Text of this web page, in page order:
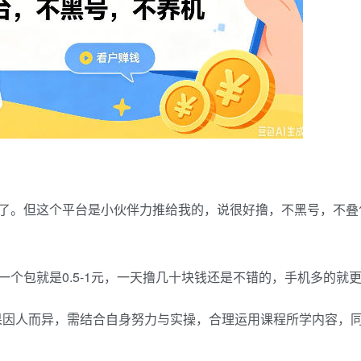
但这个平台是小伙伴力推给我的，说很好撸，不黑号，不
包就是0.5-1元，一天撸几十块钱还是不错的，手机多的就
人而异，需结合自身努力与实操，合理运用课程所学内容，